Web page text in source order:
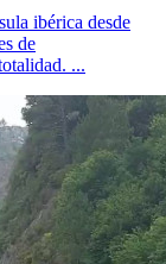
ibérica desde
de
...